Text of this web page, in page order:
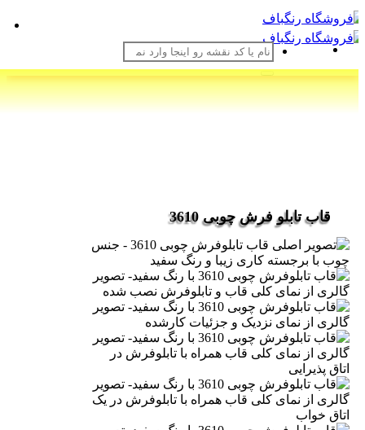
Skip
to
content
جستجو
برای:
قاب تابلو فرش چوبی 3610